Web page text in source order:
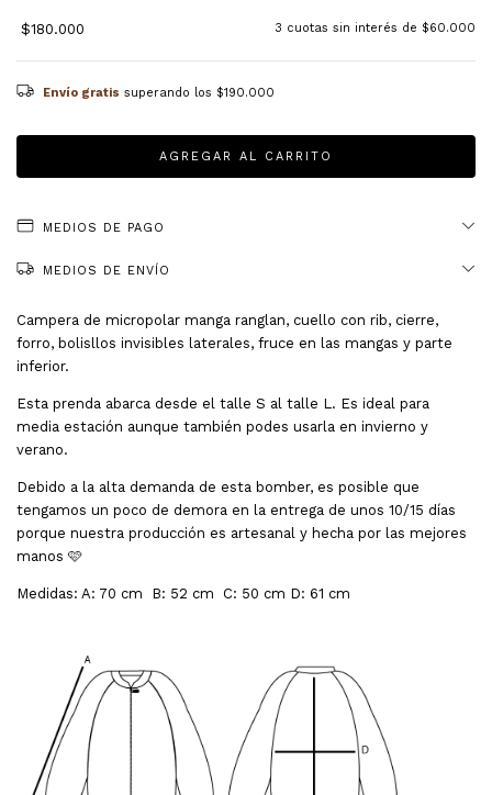
$180.000 3 cuotas sin interés de $60.000
Envío gratis superando los $190.000
MEDIOS DE PAGO
MEDIOS DE ENVÍO
Campera de micropolar manga ranglan, cuello con rib, cierre,
forro, bolisllos invisibles laterales, fruce en las mangas y parte
inferior.
Esta prenda abarca desde el talle S al talle L. Es ideal para
media estación aunque también podes usarla en invierno y
verano.
Debido a la alta demanda de esta bomber, es posible que
tengamos un poco de demora en la entrega de unos 10/15 días
porque nuestra producción es artesanal y hecha por las mejores
manos 🩷
Medidas: A: 70 cm B: 52 cm C: 50 cm D: 61 cm